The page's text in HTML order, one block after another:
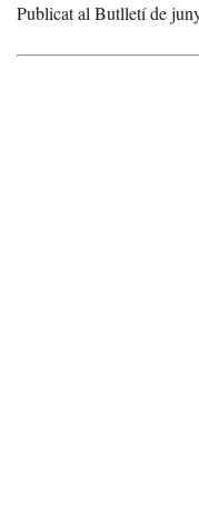
Publicat al Butlletí de